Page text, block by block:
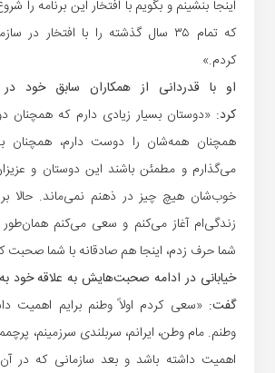
اینجا بنشینم و بگویم با افتخار این برنامه را
که تمام ۳۵ سال گذشته را با افتخار در
کردم.»
او با قدردانی از همکاران سابق خود در
کرد: «دوستان بسیار زیادی دارم که همچنان
همچنان همه‌شان را دوست دارم، همچنان
می‌گذارم و مطمئن باشند این دوستان و
خوب‌شان هیچ چیز در ذهنم نمی‌ماند. حالا
زندگی‌ام آغاز می‌کنم و سعی می‌کنم همان‌طور
شما حرف زدم، اینجا هم صادقانه با شما صحبت
خیابانی در ادامه صحبت‌هایش به علاقه خود
گفت:«سعی کردم اولاً وطنم برایم اهمیت
وطنم. مام وطن، ایرانم، سربلندی سرزمینم،
اهمیت داشته باشد و بعد سازمانی که در